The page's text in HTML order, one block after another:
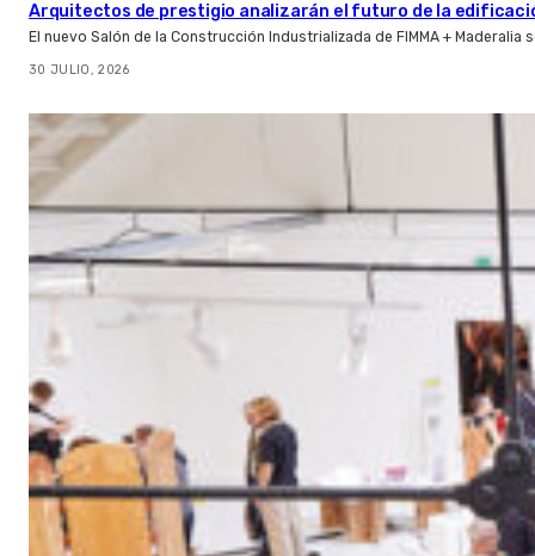
Arquitectos de prestigio analizarán el futuro de la
El nuevo Salón de la Construcción Industrializada de FIMMA +
30 JULIO, 2026